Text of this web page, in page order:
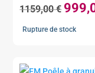
1159,00€ Le
prix
Rupture de stock